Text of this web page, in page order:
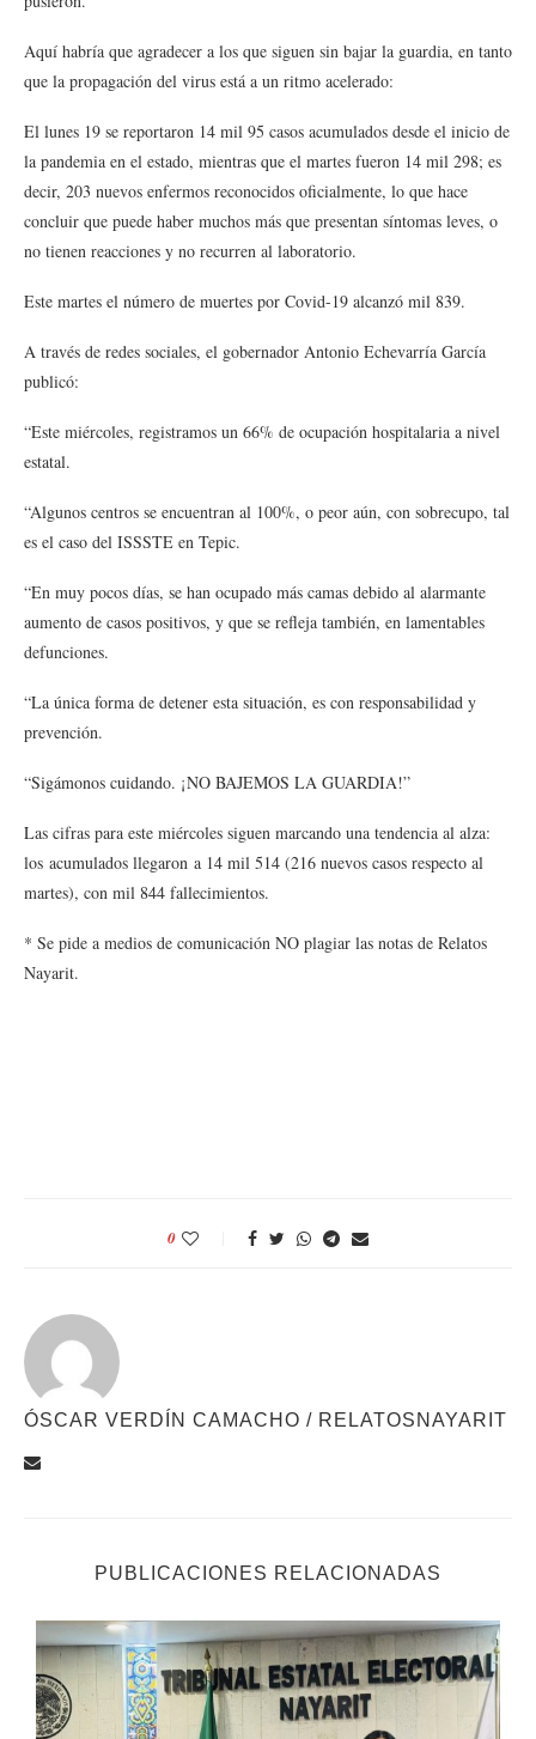
Aquí habría que agradecer a los que siguen sin bajar la guardia, en tanto
que la propagación del virus está a un ritmo acelerado:
El lunes 19 se reportaron 14 mil 95 casos acumulados desde el inicio de
la pandemia en el estado, mientras que el martes fueron 14 mil 298; es
decir, 203 nuevos enfermos reconocidos oficialmente, lo que hace
concluir que puede haber muchos más que presentan síntomas leves, o
no tienen reacciones y no recurren al laboratorio.
Este martes el número de muertes por Covid-19 alcanzó mil 839.
A través de redes sociales, el gobernador Antonio Echevarría García
publicó:
“Este miércoles, registramos un 66% de ocupación hospitalaria a nivel
estatal.
“Algunos centros se encuentran al 100%, o peor aún, con sobrecupo, tal
es el caso del ISSSTE en Tepic.
“En muy pocos días, se han ocupado más camas debido al alarmante
aumento de casos positivos, y que se refleja también, en lamentables
defunciones.
“La única forma de detener esta situación, es con responsabilidad y
prevención.
“Sigámonos cuidando. ¡NO BAJEMOS LA GUARDIA!”
Las cifras para este miércoles siguen marcando una tendencia al alza:
los acumulados llegaron a 14 mil 514 (216 nuevos casos respecto al
martes), con mil 844 fallecimientos.
* Se pide a medios de comunicación NO plagiar las notas de Relatos
Nayarit.
0
ÓSCAR VERDÍN CAMACHO / RELATOSNAYARIT
PUBLICACIONES RELACIONADAS